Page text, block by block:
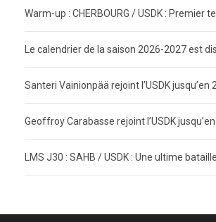
Warm-up : CHERBOURG / USDK : Premier
Le calendrier de la saison 2026-2027 est
Santeri Vainionpää rejoint l’USDK jusqu’en
Geoffroy Carabasse rejoint l’USDK
LMS J30 : SAHB / USDK : Une ultime